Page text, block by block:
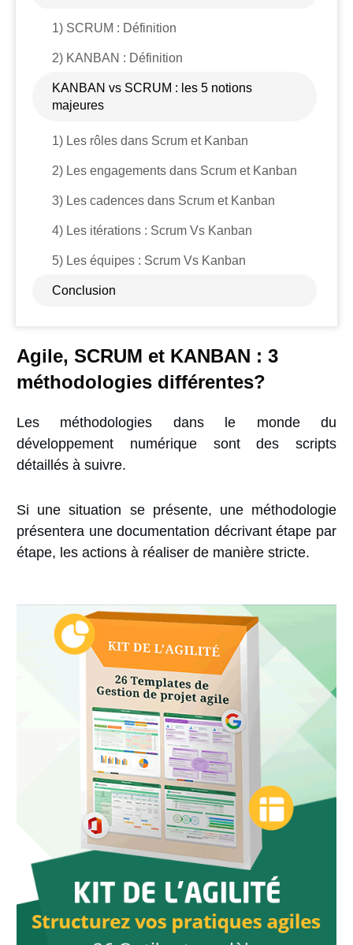
1) SCRUM : Définition
2) KANBAN : Définition
KANBAN vs SCRUM : les 5 notions
majeures
1) Les rôles dans Scrum et Kanban
2) Les engagements dans Scrum et Kanban
3) Les cadences dans Scrum et Kanban
4) Les itérations : Scrum Vs Kanban
5) Les équipes : Scrum Vs Kanban
Conclusion
Agile, SCRUM et KANBAN : 3
méthodologies différentes?
Les méthodologies dans le monde du
développement numérique sont des scripts
détaillés à suivre.
Si une situation se présente, une méthodologie
présentera une documentation décrivant étape par
étape, les actions à réaliser de manière stricte.